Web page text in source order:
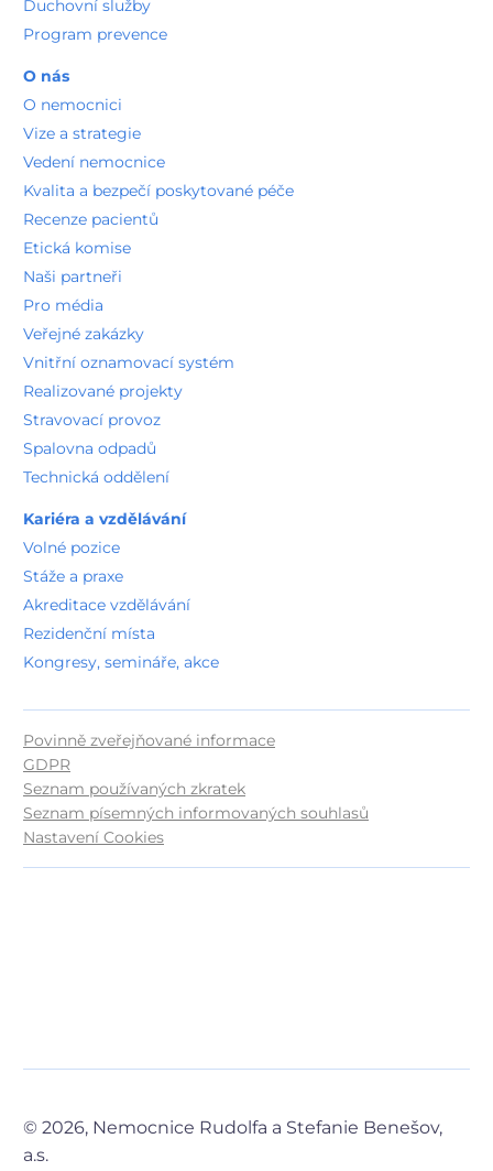
Duchovní služby
Program prevence
O nás
O nemocnici
Vize a strategie
Vedení nemocnice
Kvalita a bezpečí poskytované péče
Recenze pacientů
Etická komise
Naši partneři
Pro média
Veřejné zakázky
Vnitřní oznamovací systém
Realizované projekty
Stravovací provoz
Spalovna odpadů
Technická oddělení
Kariéra a vzdělávání
Volné pozice
Stáže a praxe
Akreditace vzdělávání
Rezidenční místa
Kongresy, semináře, akce
Povinně zveřejňované informace
GDPR
Seznam používaných zkratek
Seznam písemných informovaných souhlasů
Nastavení Cookies
© 2026, Nemocnice Rudolfa a Stefanie Benešov,
a.s.